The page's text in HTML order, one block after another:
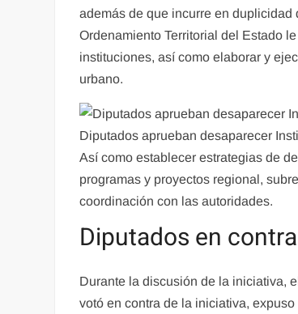
además de que incurre en
Ordenamiento Territorial del Estado
instituciones, así como elaborar y
urbano.
Diputados aprueban desaparecer
Así como establecer estrategias de
programas y proyectos regional,
coordinación con las autoridades.
Diputados en
Durante la discusión de la iniciativa,
votó en contra de la iniciativa,